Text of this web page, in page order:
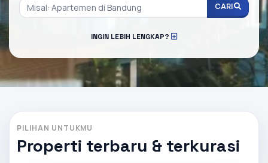
CARI
INGIN LEBIH LENGKAP?
PILIHAN UNTUKMU
Properti terbaru & terkurasi